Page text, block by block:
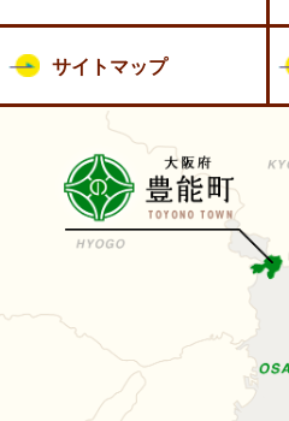
サイトマップ